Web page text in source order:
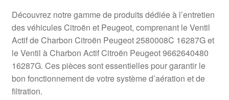
Livraison internationale
Mon compte
Paiements
Panier
Découvrez notre gamme de produits dédiée à l’entretien
des véhicules Citroën et Peugeot, comprenant le Ventil
Actif de Charbon Citroën Peugeot 2580008C 16287G et
le Ventil à Charbon Actif Citroën Peugeot 9662640480
16287G. Ces pièces sont essentielles pour garantir le
bon fonctionnement de votre système d’aération et de
filtration.